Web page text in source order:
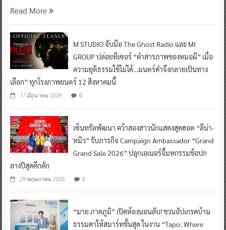
Read More
M STUDIO จับมือ The Ghost Radio และ MI
GROUP ปล่อยทีเซอร์ “คำสารภาพของหมอผี” เมื่อ
ความยุติธรรมใช้ไม่ได้…มนตร์ดำจึงกลายเป็นทาง
เลือก” ทุกโรงภาพยนตร์ 12 สิงหาคมนี้
17 มิถุนายน 2026 0
เซ็นทรัลพัฒนา คว้าสองสาวนักแสดงสุดฮอต “ลีน่า-
หมิว” รับภารกิจ Campaign Ambassador “Grand
Grand Sale 2026” ปลุกเอเนอร์จี้มหกรรมช้อปก
ลางปีสุดคึกคัก
29 พฤษภาคม 2026 0
“มาย ภาคภูมิ” เปิดห้องนอนลับ! ชวนอัปเกรดบ้าน
ธรรมดาให้สมาร์ทขั้นสุด ในงาน “Tapo: Where